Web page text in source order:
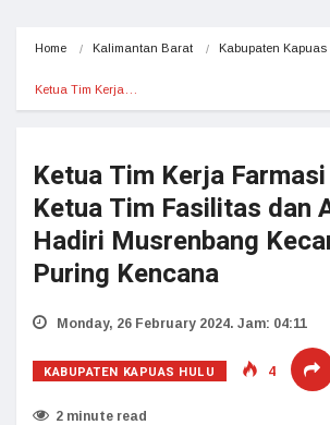
Home Kalimantan Barat Kabupaten Kapuas
Ketua Tim Kerja…
Ketua Tim Kerja
Ketua Tim Fasilitas dan
Hadiri Musrenbang
Puring Kencana
Monday, 26 February 2024. Jam: 04:11
KABUPATEN KAPUAS HULU 4
2 minute read